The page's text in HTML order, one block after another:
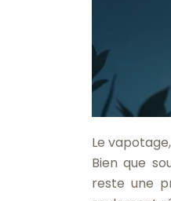
Le
Bien que
reste une